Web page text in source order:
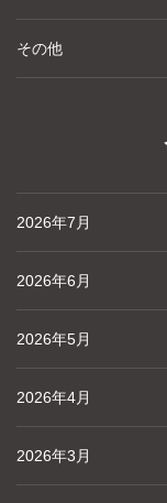
その他
2026年7月
2026年6月
2026年5月
2026年4月
2026年3月